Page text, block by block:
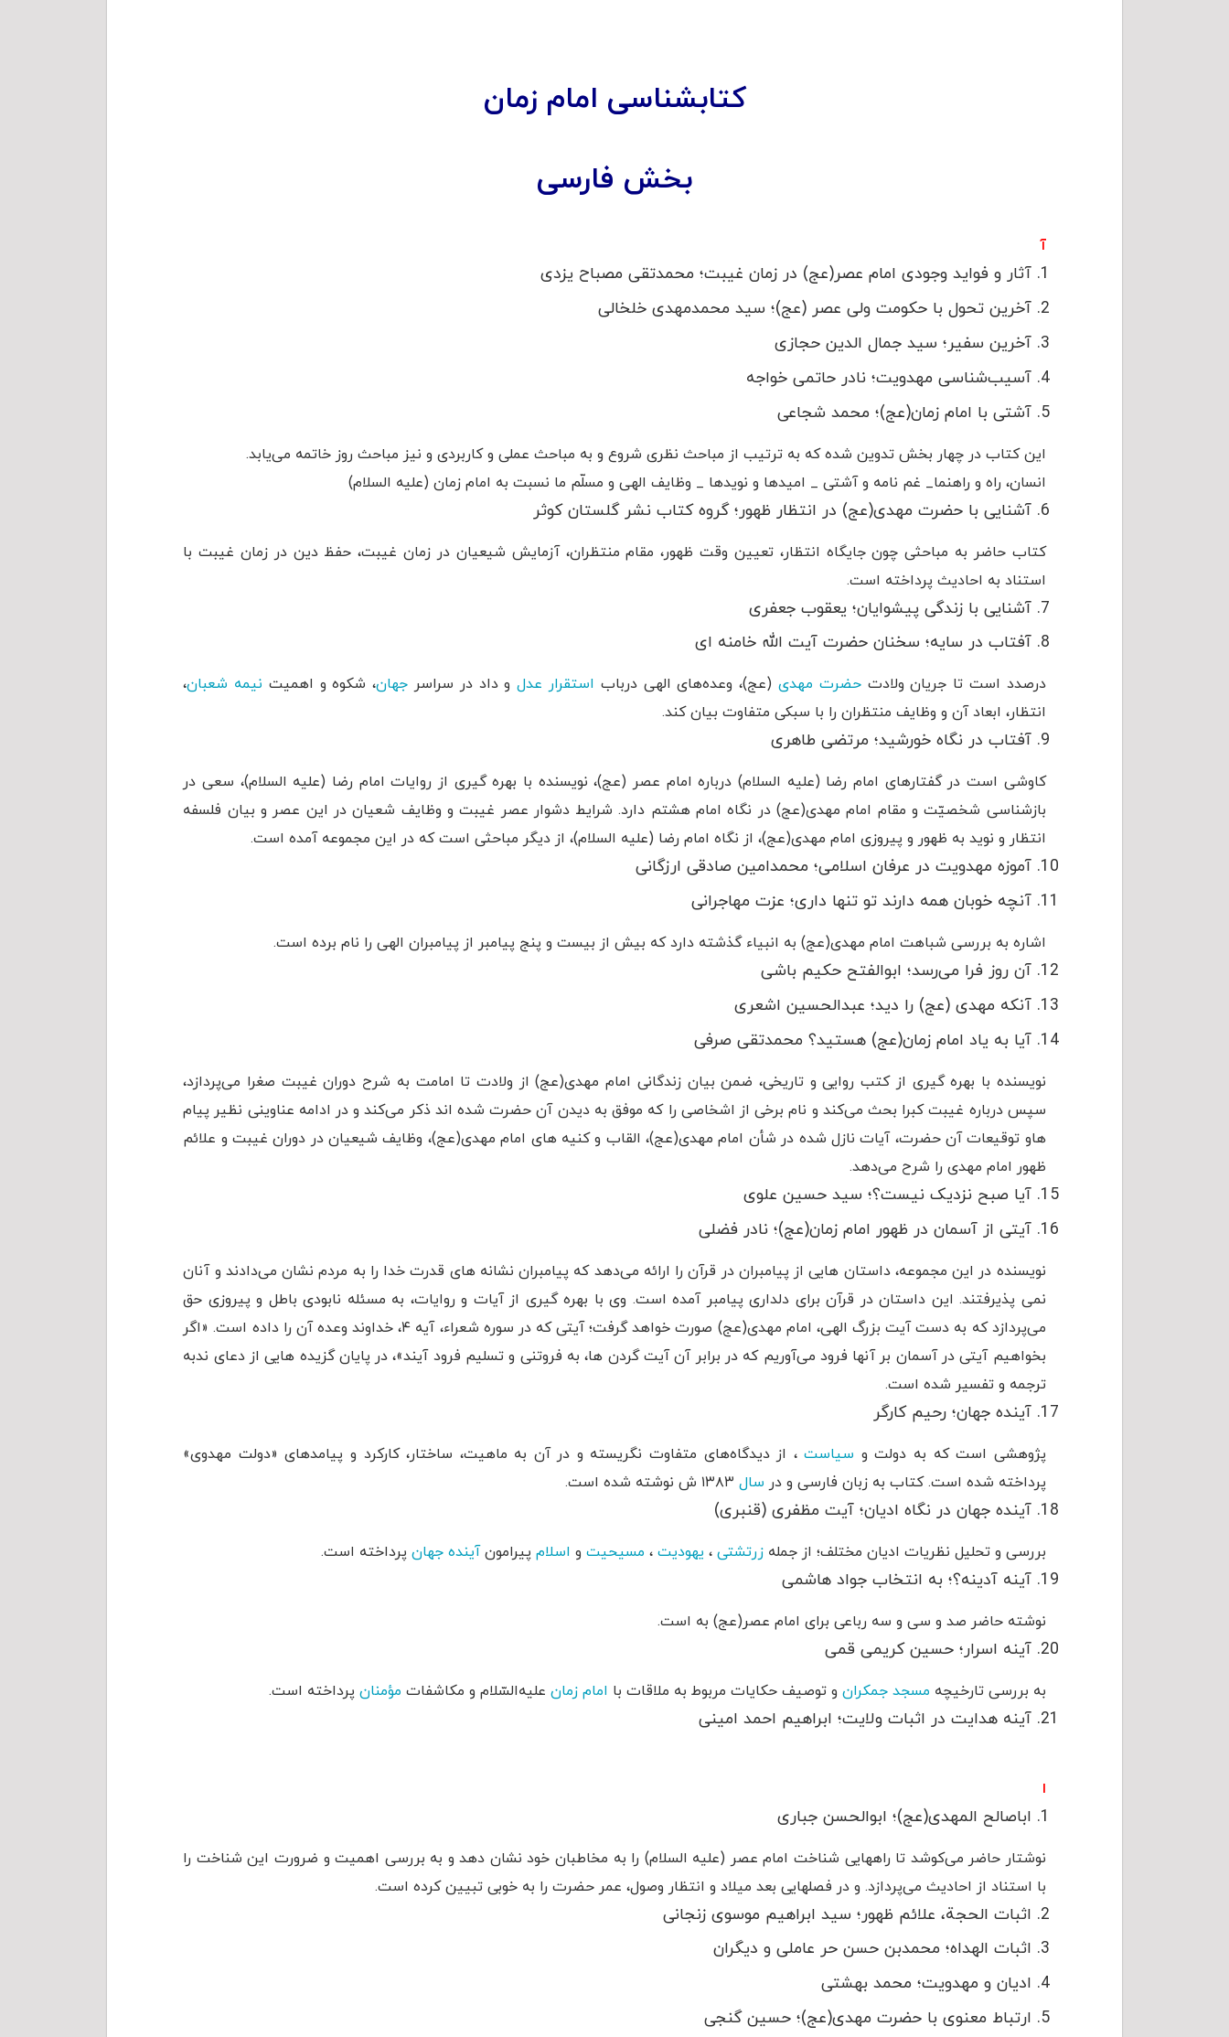
کتابشناسی امام زمان
بخش فارسی
آ
آثار و فواید وجودی امام عصر(عج) در زمان غیبت؛ محمدتقی مصباح یزدی
آخرین تحول با حکومت ولی عصر (عج)؛ سید محمدمهدی خلخالی
آخرین سفیر؛ سید جمال الدین حجازی
آسیب‌شناسی مهدویت؛ نادر حاتمی خواجه
آشتی با امام زمان(عج)؛ محمد شجاعی
این کتاب در چهار بخش تدوین شده که به ترتیب از مباحث نظری شروع و به مباحث عملی و کاربردی و نیز مباحث روز خاتمه می‌یابد.
انسان، راه و راهنما_ غم نامه و آشتی _ امیدها و نویدها _ وظایف الهی و مسلّم ما نسبت به امام زمان (علیه السلام)
آشنایی با حضرت مهدی(عج) در انتظار ظهور؛ گروه کتاب نشر گلستان کوثر
کتاب حاضر به مباحثی چون جایگاه انتظار، تعیین وقت ظهور، مقام منتظران، آزمایش شیعیان در زمان غیبت، حفظ دین در زمان غیبت با
استناد به احادیث پرداخته است.
آشنایی با زندگی پیشوایان؛ یعقوب جعفری
آفتاب در سایه؛ سخنان حضرت آیت الله خامنه ای
درصدد است تا جریان ولادتحضرت مهدی (عج)، وعده‌های الهی درباب استقرار عدلو داد در سراسر جهان، شکوه و اهمیت نیمه شعبان،
انتظار، ابعاد آن و وظایف منتظران را با سبکی متفاوت بیان کند.
آفتاب در نگاه خورشید؛ مرتضی طاهری
کاوشی است در گفتارهای امام رضا (علیه السلام) درباره امام عصر (عج)، نویسنده با بهره گیری از روایات امام رضا (علیه السلام)، سعی در
بازشناسی شخصیّت و مقام امام مهدی(عج) در نگاه امام هشتم دارد. شرایط دشوار عصر غیبت و وظایف شعیان در این عصر و بیان فلسفه
انتظار و نوید به ظهور و پیروزی امام مهدی(عج)، از نگاه امام رضا (علیه السلام)، از دیگر مباحثی است که در این مجموعه آمده است.
آموزه مهدویت در عرفان اسلامی؛ محمدامین صادقی ارزگانی
آنچه خوبان همه دارند تو تنها داری؛ عزت مهاجرانی
اشاره به بررسی شباهت امام مهدی(عج) به انبیاء گذشته دارد که بیش از بیست و پنج پیامبر از پیامبران الهی را نام برده است.
آن روز فرا می‌رسد؛ ابوالفتح حکیم باشی
آنکه مهدی (عج) را دید؛ عبدالحسین اشعری
آیا به یاد امام زمان(عج) هستید؟ محمدتقی صرفی
نویسنده با بهره گیری از کتب روایی و تاریخی، ضمن بیان زندگانی امام مهدی(عج) از ولادت تا امامت به شرح دوران غیبت صغرا می‌پردازد،
سپس درباره غیبت کبرا بحث می‌کند و نام برخی از اشخاصی را که موفق به دیدن آن حضرت شده اند ذکر می‌کند و در ادامه عناوینی نظیر پیام
هاو توقیعات آن حضرت، آیات نازل شده در شأن امام مهدی(عج)، القاب و کنیه های امام مهدی(عج)، وظایف شیعیان در دوران غیبت و علائم
ظهور امام مهدی را شرح می‌دهد.
آیا صبح نزدیک نیست؟؛ سید حسین علوی
آیتی از آسمان در ظهور امام زمان(عج)؛ نادر فضلی
نویسنده در این مجموعه، داستان هایی از پیامبران در قرآن را ارائه می‌دهد که پیامبران نشانه های قدرت خدا را به مردم نشان می‌دادند و آنان
نمی پذیرفتند. این داستان در قرآن برای دلداری پیامبر آمده است. وی با بهره گیری از آیات و روایات، به مسئله نابودی باطل و پیروزی حق
می‌پردازد که به دست آیت بزرگ الهی، امام مهدی(عج) صورت خواهد گرفت؛ آیتی که در سوره شعراء، آیه ۴، خداوند وعده آن را داده است. «اگر
بخواهیم آیتی در آسمان بر آنها فرود می‌آوریم که در برابر آن آیت گردن ها، به فروتنی و تسلیم فرود آیند»، در پایان گزیده هایی از دعای ندبه
ترجمه و تفسیر شده است.
آینده جهان؛ رحیم کارگر
پژوهشی است که به دولت و سیاست، از دیدگاه‌های متفاوت نگریسته و در آن به ماهیت، ساختار، کارکرد و پیامدهای «دولت مهدوی»
پرداخته شده است. کتاب به زبان فارسی و در سال
آینده جهان در نگاه ادیان؛ آیت مظفری (قنبری)
بررسی و تحلیل نظریات ادیان مختلف؛ از جملهزرتشتی ، یهودیت ، مسیحیت و اسلام پیرامونآینده جهان پرداخته است.
آینه آدینه؟؛ به انتخاب جواد هاشمی
نوشته حاضر صد و سی و سه رباعی برای امام عصر(عج) به است.
آینه اسرار؛ حسین کریمی قمی
به بررسی تارخیچه مسجد جمکران و توصیف حکایات مربوط به ملاقات با امام زمان علیه‌السّلام و مکاشفات مؤمنان پرداخته است.
آینه هدایت در اثبات ولایت؛ ابراهیم احمد امینی
ا
اباصالح المهدی(عج)؛ ابوالحسن جباری
نوشتار حاضر می‌کوشد تا راههایی شناخت امام عصر (علیه السلام) را به مخاطبان خود نشان دهد و به بررسی اهمیت و ضرورت این شناخت را
با استناد از احادیث می‌پردازد. و در فصلهایی بعد میلاد و انتظار وصول، عمر حضرت را به خوبی تبیین کرده است.
اثبات الحجة، علائم ظهور؛ سید ابراهیم موسوی زنجانی
اثبات الهداه؛ محمدبن حسن حر عاملی و دیگران
ادیان و مهدویت؛ محمد بهشتی
ارتباط معنوی با حضرت مهدی(عج)؛ حسین گنجی